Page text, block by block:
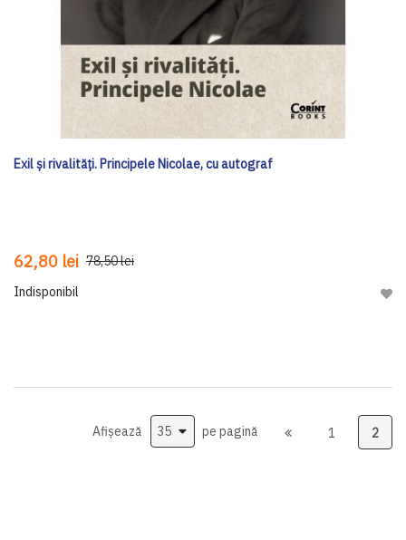
Exil și rivalități. Principele Nicolae, cu autograf
62,80 lei 78,50 lei
Indisponibil
1 2
Afișează pe pagină